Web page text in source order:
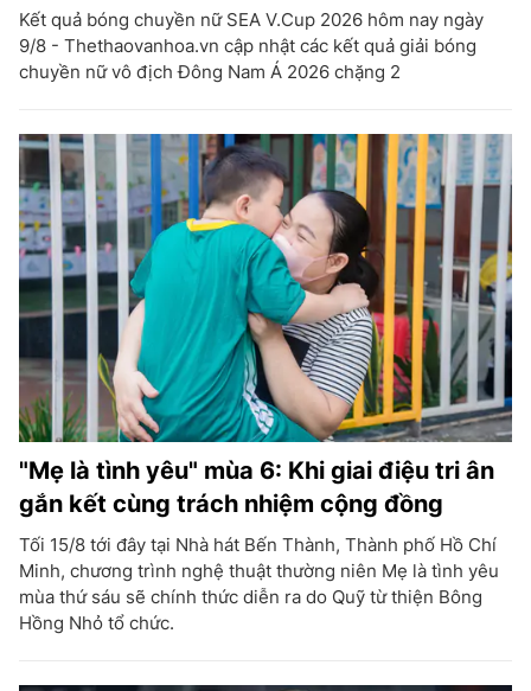
Kết quả bóng chuyền nữ SEA V.Cup 2026 hôm nay ngày
9/8 - Thethaovanhoa.vn cập nhật các kết quả giải bóng
chuyền nữ vô địch Đông Nam Á 2026 chặng 2
"Mẹ là tình yêu" mùa 6: Khi giai điệu tri ân
gắn kết cùng trách nhiệm cộng đồng
Tối 15/8 tới đây tại Nhà hát Bến Thành, Thành phố Hồ Chí
Minh, chương trình nghệ thuật thường niên Mẹ là tình yêu
mùa thứ sáu sẽ chính thức diễn ra do Quỹ từ thiện Bông
Hồng Nhỏ tổ chức.